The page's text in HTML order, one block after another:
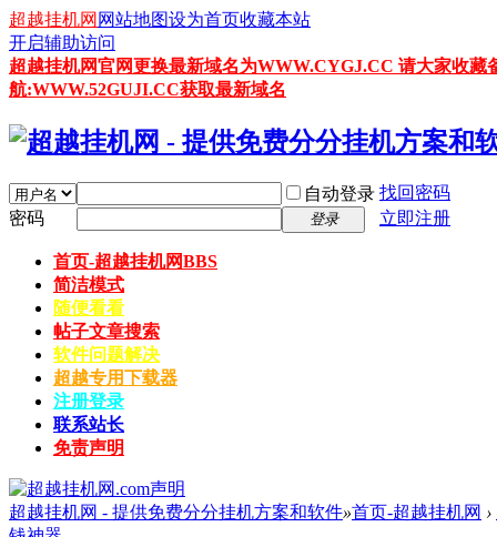
超越挂机网 网站地图设为首页收藏本站
开启辅助访问
超越挂机网官网更换最新域名为WWW.CYGJ.CC 请大家收
航:WWW.52GUJI.CC获取最新域名
自动登录 找回密码
密码
登录 立即注册
首页-超越挂机网BBS
简洁模式
随便看看
帖子文章搜索
软件问题解决
超越专用下载器
注册登录
联系站长
免责声明
超越挂机网 - 提供免费分分挂机方案和软件»首页-超越挂机网 ›